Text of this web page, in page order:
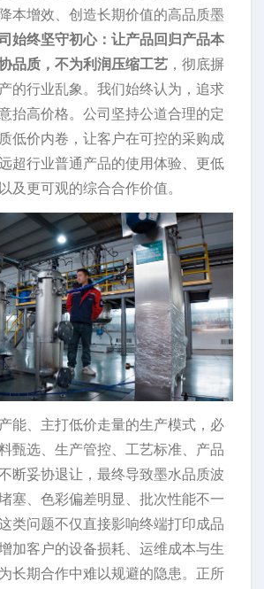
本增效、创造长期价值的高品质墨
始终坚守初心：让产品回归产品本
品质，不为利润压缩工艺 ，彻底摒
的行业乱象。我们始终认为，追求
抬高价格。公司坚持公道合理的定
低价内卷，让客户在可控的采购成
超行业普通产品的使用体验、更低
及更可观的综合合作价值。
能、主打低价走量的生产模式，必
甄选、生产管控、工艺标准、产品
断妥协退让，最终导致墨水品质波
塞、色彩偏差明显、批次性能不一
类问题不仅直接影响终端打印成品
加客户的设备损耗、运维成本与生
长期合作中难以规避的隐患。正所